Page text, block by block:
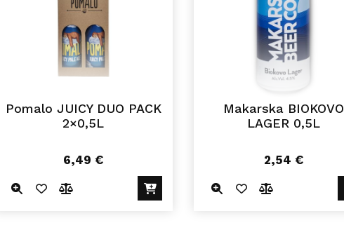
Pomalo JUICY DUO PACK
2×0,5L
6,49 €
Makarska BIOKOVO
LAGER 0,5L
2,54 €